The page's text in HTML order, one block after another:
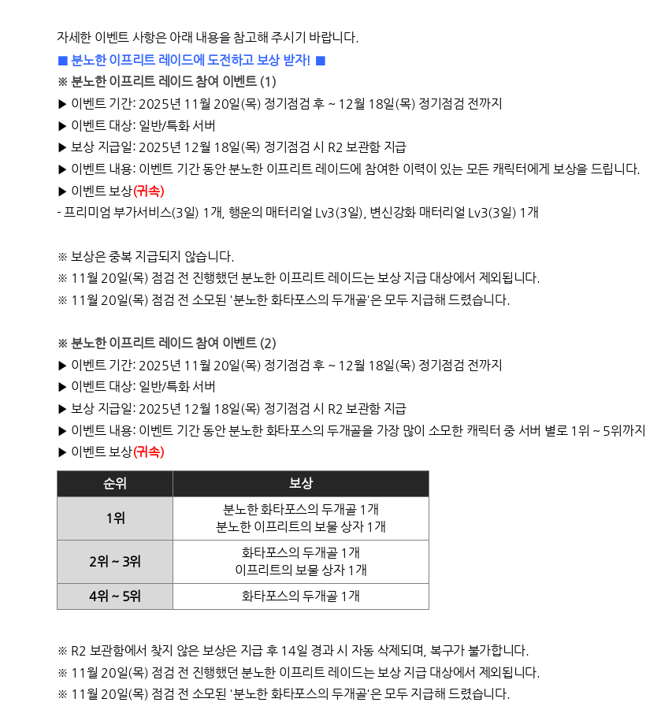
자세한 이벤트 사항은 아래 내용을 참고해 주시기 바랍니다.
■ 분노한 이프리트 레이드에 도전하고 보상 받자! ■
※ 분노한 이프리트 레이드 참여 이벤트 (1)
▶ 이벤트 기간: 2025년 11월 20일(목) 정기점검 후 ~ 12월 18일(목) 정기점검 전까지
▶ 이벤트 대상: 일반/특화 서버
▶ 보상 지급일: 2025년 12월 18일(목) 정기점검 시 R2 보관함 지급
▶ 이벤트 내용: 이벤트 기간 동안 분노한 이프리트 레이드에 참여한 이력이 있는 모든 캐릭터에게 보상을 드립니다.
▶ 이벤트 보상(귀속)
- 프리미엄 부가서비스(3일) 1개, 행운의 매터리얼 Lv3(3일), 변신강화 매터리얼 Lv3(3일) 1개
※ 보상은 중복 지급되지 않습니다.
※ 11월 20일(목) 점검 전 진행했던 분노한 이프리트 레이드는 보상 지급 대상에서 제외됩니다.
※ 11월 20일(목) 점검 전 소모된 '분노한 화타포스의 두개골'은 모두 지급해 드렸습니다.
※ 분노한 이프리트 레이드 참여 이벤트 (2)
▶ 이벤트 기간: 2025년 11월 20일(목) 정기점검 후 ~ 12월 18일(목) 정기점검 전까지
▶ 이벤트 대상: 일반/특화 서버
▶ 보상 지급일: 2025년 12월 18일(목) 정기점검 시 R2 보관함 지급
▶ 이벤트 내용: 이벤트 기간 동안 분노한 화타포스의 두개골을 가장 많이 소모한 캐릭터 중 서버 별로 1위 ~ 5위까
▶ 이벤트 보상(귀속)
순위 보상
1위
분노한 화타포스의 두개골 1개
분노한 이프리트의 보물 상자 1개
2위 ~ 3위
화타포스의 두개골 1개
이프리트의 보물 상자 1개
4위 ~ 5위
화타포스의 두개골 1개
※ R2 보관함에서 찾지 않은 보상은 지급 후 14일 경과 시 자동 삭제되며, 복구가 불가합니다.
※ 11월 20일(목) 점검 전 진행했던 분노한 이프리트 레이드는 보상 지급 대상에서 제외됩니다.
※ 11월 20일(목) 점검 전 소모된 '분노한 화타포스의 두개골'은 모두 지급해 드렸습니다.